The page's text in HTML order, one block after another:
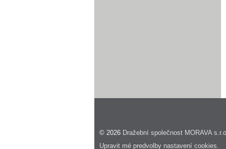
© 2026 Dražební společnost MORAVA
Upravit mé predvolby nastavení cookies.